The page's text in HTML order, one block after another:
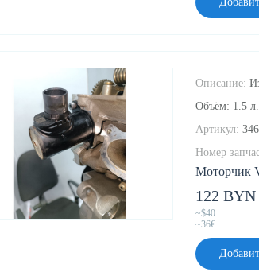
Моторчик
Описание:
Объём: 1.5
Артикул:
Номер
122 BYN
~$40
~36€